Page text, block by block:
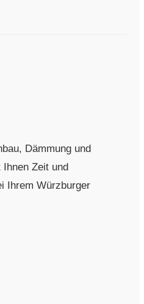
Dämmung und
Zeit und
Ihrem Würzburger